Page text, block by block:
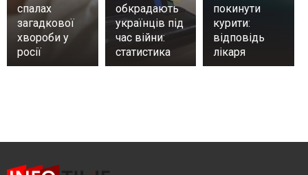
спалах
загадкової
хвороби у
росії
обкрадають
українців під
час війни:
статистика
покинути
курити:
відповідь
лікаря